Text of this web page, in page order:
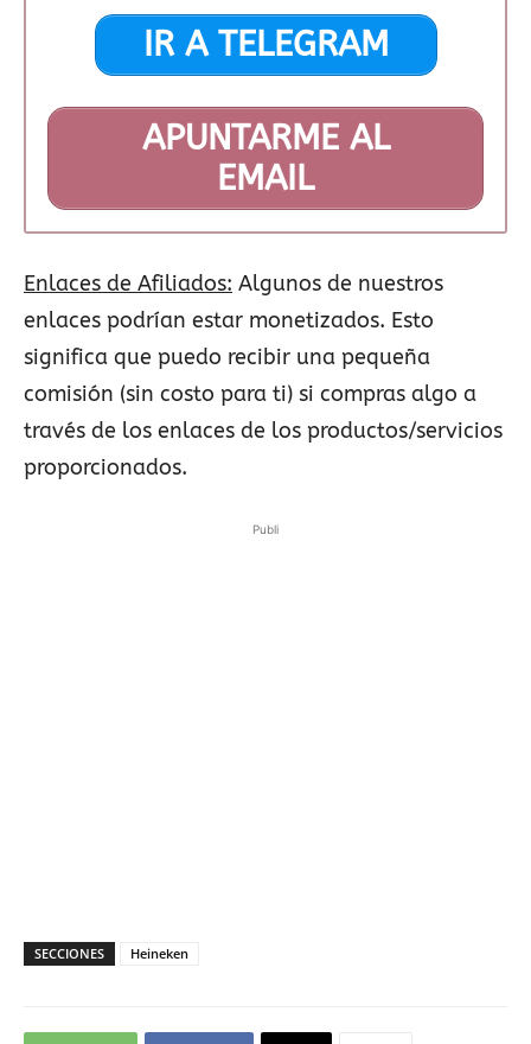
IR A TELEGRAM
APUNTARME AL
EMAIL
Enlaces de Afiliados: Algunos de nuestros
enlaces podrían estar monetizados. Esto
significa que puedo recibir una pequeña
comisión (sin costo para ti) si compras algo a
través de los enlaces de los productos/servicios
proporcionados.
Publi
SECCIONES Heineken